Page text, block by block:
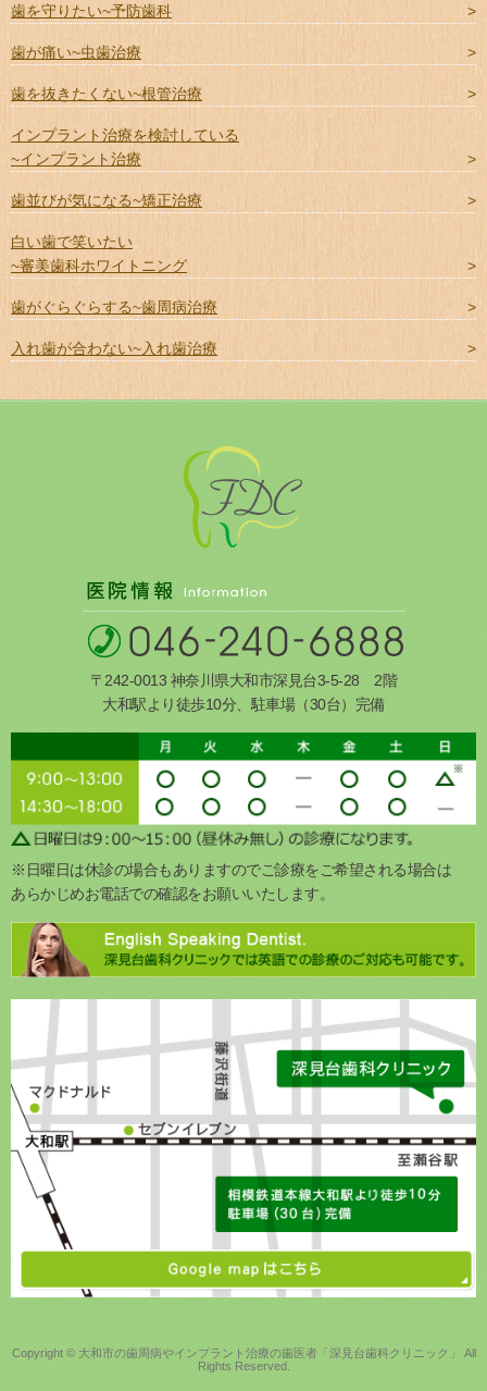
歯を守りたい~予防歯科
歯が痛い~虫歯治療
歯を抜きたくない~根管治療
インプラント治療を検討している
~インプラント治療
歯並びが気になる~矯正治療
白い歯で笑いたい
~審美歯科ホワイトニング
歯がぐらぐらする~歯周病治療
入れ歯が合わない~入れ歯治療
〒242-0013 神奈川県大和市深見台3-5-28 2階
大和駅より徒歩10分、駐車場（30台）完備
※日曜日は休診の場合もありますのでご診療をご希望される場合は
あらかじめお電話での確認をお願いいたします。
Copyright © 大和市の歯周病やインプラント治療の歯医者「深見台歯科クリニック」 All
Rights Reserved.